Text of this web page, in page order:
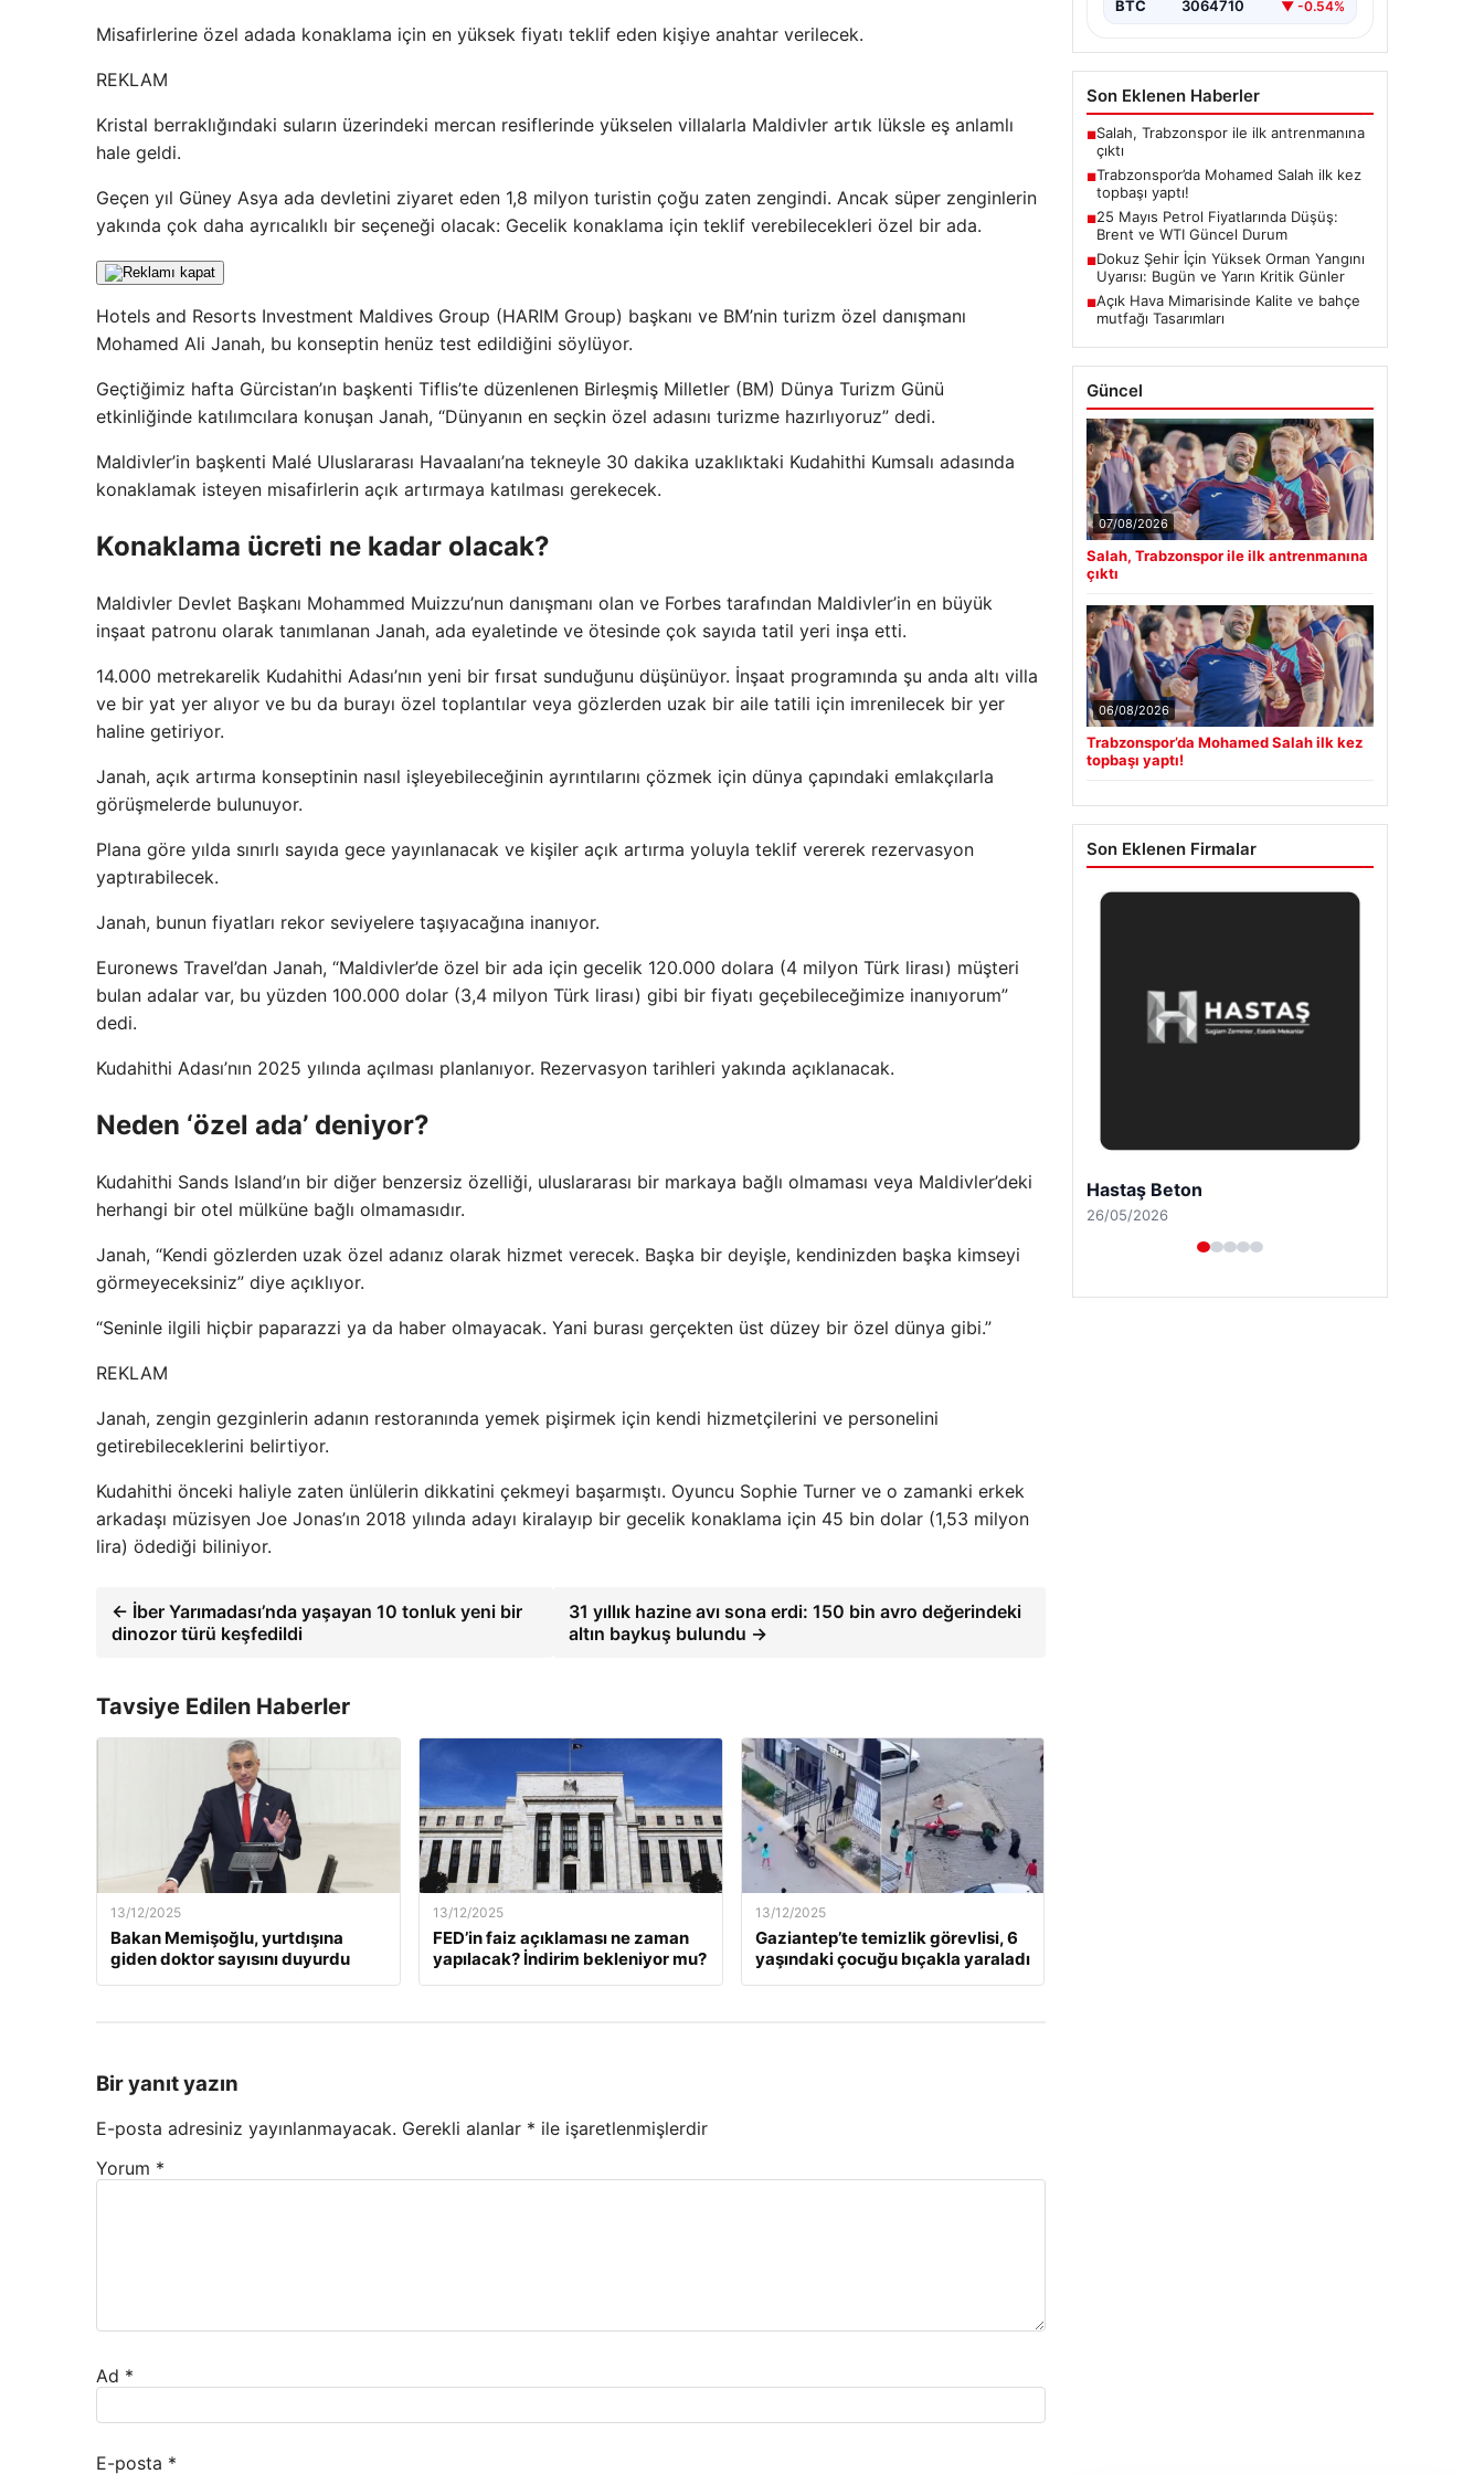
Misafirlerine özel adada konaklama için en yüksek fiyatı teklif eden kişiye anahtar verilecek.
REKLAM
Kristal berraklığındaki suların üzerindeki mercan resiflerinde yükselen villalarla Maldivler artık lüksle eş anlamlı
hale geldi.
Geçen yıl Güney Asya ada devletini ziyaret eden 1,8 milyon turistin çoğu zaten zengindi. Ancak süper zenginlerin
yakında çok daha ayrıcalıklı bir seçeneği olacak: Gecelik konaklama için teklif verebilecekleri özel bir ada.
Hotels and Resorts Investment Maldives Group (HARIM Group) başkanı ve BM’nin turizm özel danışmanı
Mohamed Ali Janah, bu konseptin henüz test edildiğini söylüyor.
Geçtiğimiz hafta Gürcistan’ın başkenti Tiflis’te düzenlenen Birleşmiş Milletler (BM) Dünya Turizm Günü
etkinliğinde katılımcılara konuşan Janah, “Dünyanın en seçkin özel adasını turizme hazırlıyoruz” dedi.
Maldivler’in başkenti Malé Uluslararası Havaalanı’na tekneyle 30 dakika uzaklıktaki Kudahithi Kumsalı adasında
konaklamak isteyen misafirlerin açık artırmaya katılması gerekecek.
Konaklama ücreti ne kadar olacak?
Maldivler Devlet Başkanı Mohammed Muizzu’nun danışmanı olan ve Forbes tarafından Maldivler’in en büyük
inşaat patronu olarak tanımlanan Janah, ada eyaletinde ve ötesinde çok sayıda tatil yeri inşa etti.
14.000 metrekarelik Kudahithi Adası’nın yeni bir fırsat sunduğunu düşünüyor. İnşaat programında şu anda altı villa
ve bir yat yer alıyor ve bu da burayı özel toplantılar veya gözlerden uzak bir aile tatili için imrenilecek bir yer
haline getiriyor.
Janah, açık artırma konseptinin nasıl işleyebileceğinin ayrıntılarını çözmek için dünya çapındaki emlakçılarla
görüşmelerde bulunuyor.
Plana göre yılda sınırlı sayıda gece yayınlanacak ve kişiler açık artırma yoluyla teklif vererek rezervasyon
yaptırabilecek.
Janah, bunun fiyatları rekor seviyelere taşıyacağına inanıyor.
Euronews Travel’dan Janah, “Maldivler’de özel bir ada için gecelik 120.000 dolara (4 milyon Türk lirası) müşteri
bulan adalar var, bu yüzden 100.000 dolar (3,4 milyon Türk lirası) gibi bir fiyatı geçebileceğimize inanıyorum”
dedi.
Kudahithi Adası’nın 2025 yılında açılması planlanıyor. Rezervasyon tarihleri ​​yakında açıklanacak.
Neden ‘özel ada’ deniyor?
Kudahithi Sands Island’ın bir diğer benzersiz özelliği, uluslararası bir markaya bağlı olmaması veya Maldivler’deki
herhangi bir otel mülküne bağlı olmamasıdır.
Janah, “Kendi gözlerden uzak özel adanız olarak hizmet verecek. Başka bir deyişle, kendinizden başka kimseyi
görmeyeceksiniz” diye açıklıyor.
“Seninle ilgili hiçbir paparazzi ya da haber olmayacak. Yani burası gerçekten üst düzey bir özel dünya gibi.”
REKLAM
Janah, zengin gezginlerin adanın restoranında yemek pişirmek için kendi hizmetçilerini ve personelini
getirebileceklerini belirtiyor.
Kudahithi önceki haliyle zaten ünlülerin dikkatini çekmeyi başarmıştı. Oyuncu Sophie Turner ve o zamanki erkek
arkadaşı müzisyen Joe Jonas’ın 2018 yılında adayı kiralayıp bir gecelik konaklama için 45 bin dolar (1,53 milyon
lira) ödediği biliniyor.
← İber Yarımadası’nda yaşayan 10 tonluk yeni bir
dinozor türü keşfedildi
31 yıllık hazine avı sona erdi: 150 bin avro değerindeki
altın baykuş bulundu →
Tavsiye Edilen Haberler
13/12/2025
Bakan Memişoğlu, yurtdışına
giden doktor sayısını duyurdu
13/12/2025
FED’in faiz açıklaması ne zaman
yapılacak? İndirim bekleniyor mu?
13/12/2025
Gaziantep’te temizlik görevlisi, 6
yaşındaki çocuğu bıçakla yaraladı
Bir yanıt yazın
E-posta adresiniz yayınlanmayacak. Gerekli alanlar * ile işaretlenmişlerdir
Yorum *
Ad *
E-posta *
BTC 3064710 ▼ -0.54%
Son Eklenen Haberler
■Salah, Trabzonspor ile ilk antrenmanına
çıktı
■Trabzonspor’da Mohamed Salah ilk kez
topbaşı yaptı!
■25 Mayıs Petrol Fiyatlarında Düşüş:
Brent ve WTI Güncel Durum
■Dokuz Şehir İçin Yüksek Orman Yangını
Uyarısı: Bugün ve Yarın Kritik Günler
■Açık Hava Mimarisinde Kalite ve bahçe
mutfağı Tasarımları
Güncel
07/08/2026
Salah, Trabzonspor ile ilk antrenmanına
çıktı
06/08/2026
Trabzonspor’da Mohamed Salah ilk kez
topbaşı yaptı!
Son Eklenen Firmalar
Enes Kaplan Avukatlık Bürosu
28/04/2026